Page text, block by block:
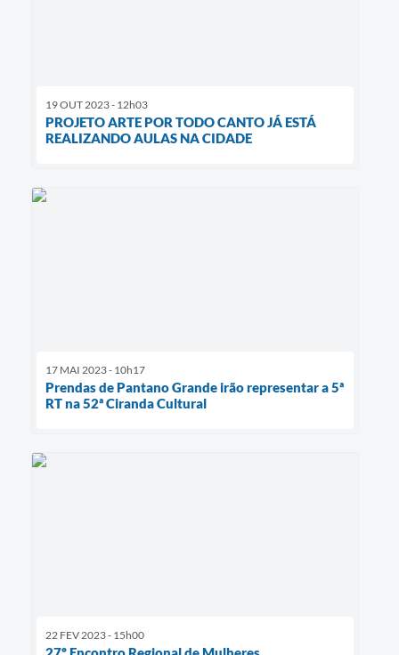
19 OUT 2023 - 12h03
PROJETO ARTE POR TODO CANTO JÁ ESTÁ
REALIZANDO AULAS NA CIDADE
17 MAI 2023 - 10h17
Prendas de Pantano Grande irão representar a 5ª
RT na 52ª Ciranda Cultural
22 FEV 2023 - 15h00